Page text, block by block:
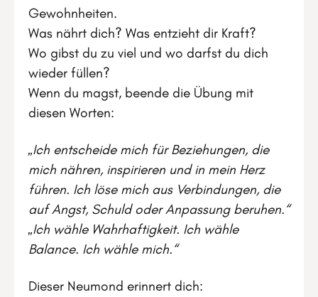
Gewohnheiten.
Was nährt dich? Was entzieht dir Kraft?
Wo gibst du zu viel und wo darfst du dich
wieder füllen?
Wenn du magst, beende die Übung mit
diesen Worten:
„Ich entscheide mich für Beziehungen, die
mich nähren, inspirieren und in mein Herz
führen. Ich löse mich aus Verbindungen, die
auf Angst, Schuld oder Anpassung beruhen.“
„Ich wähle Wahrhaftigkeit. Ich wähle
Balance. Ich wähle mich.“
Dieser Neumond erinnert dich: